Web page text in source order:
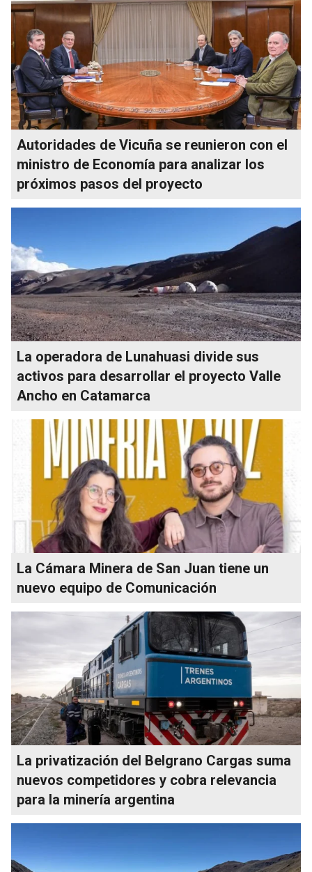
Autoridades de Vicuña se reunieron con el
ministro de Economía para analizar los
próximos pasos del proyecto
La operadora de Lunahuasi divide sus
activos para desarrollar el proyecto Valle
Ancho en Catamarca
La Cámara Minera de San Juan tiene un
nuevo equipo de Comunicación
La privatización del Belgrano Cargas suma
nuevos competidores y cobra relevancia
para la minería argentina